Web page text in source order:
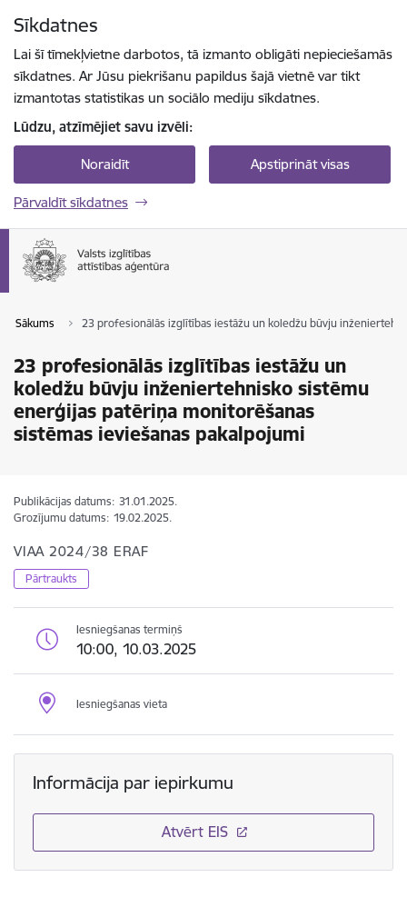
Sīkdatnes
Lai šī tīmekļvietne darbotos, tā izmanto obligāti nepieciešamās
sīkdatnes. Ar Jūsu piekrišanu papildus šajā vietnē var tikt
izmantotas statistikas un sociālo mediju sīkdatnes.
Lūdzu, atzīmējiet savu izvēli:
Noraidīt Apstiprināt visas
Pārvaldīt sīkdatnes
Sākums 23 profesionālās izglītības iestāžu un koledžu būvju
23 profesionālās izglītības iestāžu un
koledžu būvju inženiertehnisko sistēmu
enerģijas patēriņa monitorēšanas
sistēmas ieviešanas pakalpojumi
Publikācijas datums: 31.01.2025.
Grozījumu datums: 19.02.2025.
VIAA 2024/38 ERAF
Pārtraukts
Iesniegšanas termiņš
10:00, 10.03.2025
Iesniegšanas vieta
Informācija par iepirkumu
Atvērt EIS